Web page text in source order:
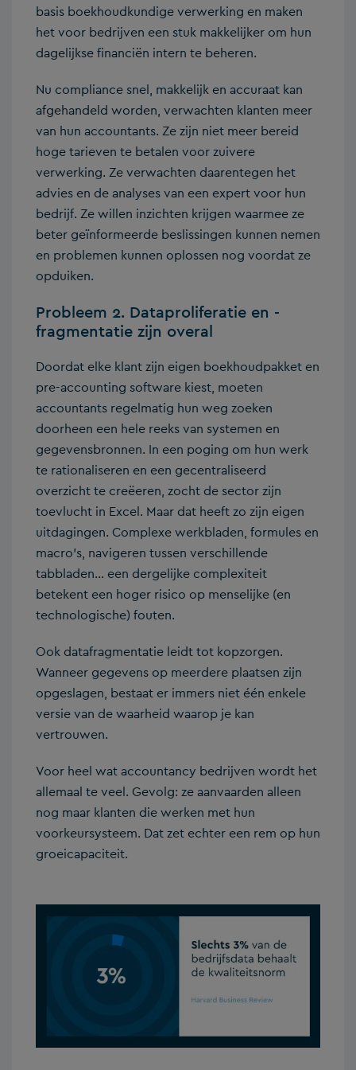
basis boekhoudkundige verwerking en maken
het voor bedrijven een stuk makkelijker om hun
dagelijkse financiën intern te beheren.
Nu compliance snel, makkelijk en accuraat kan
afgehandeld worden, verwachten klanten meer
van hun accountants. Ze zijn niet meer bereid
hoge tarieven te betalen voor zuivere
verwerking. Ze verwachten daarentegen het
advies en de analyses van een expert voor hun
bedrijf. Ze willen inzichten krijgen waarmee ze
beter geïnformeerde beslissingen kunnen nemen
en problemen kunnen oplossen nog voordat ze
opduiken.
Probleem 2. Dataproliferatie en -
fragmentatie zijn overal
Doordat elke klant zijn eigen boekhoudpakket en
pre-accounting software kiest, moeten
accountants regelmatig hun weg zoeken
doorheen een hele reeks van systemen en
gegevensbronnen. In een poging om hun werk
te rationaliseren en een gecentraliseerd
overzicht te creëeren, zocht de sector zijn
toevlucht in Excel. Maar dat heeft zo zijn eigen
uitdagingen. Complexe werkbladen, formules en
macro’s, navigeren tussen verschillende
tabbladen… een dergelijke complexiteit
betekent een hoger risico op menselijke (en
technologische) fouten.
Ook datafragmentatie leidt tot kopzorgen.
Wanneer gegevens op meerdere plaatsen zijn
opgeslagen, bestaat er immers niet één enkele
versie van de waarheid waarop je kan
vertrouwen.
Voor heel wat accountancy bedrijven wordt het
allemaal te veel. Gevolg: ze aanvaarden alleen
nog maar klanten die werken met hun
voorkeursysteem. Dat zet echter een rem op hun
groeicapaciteit.